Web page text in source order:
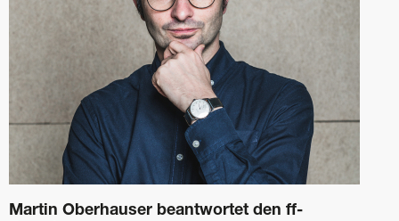
Martin Oberhauser beantwortet den ff-